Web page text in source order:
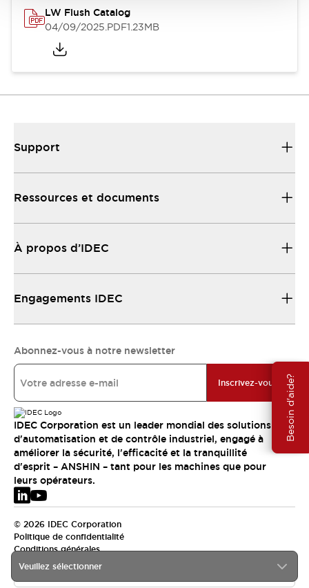
Besoin d'aide?
LW Flush Catalog
04/09/2025.PDF1.23MB
Veuillez sélectionner
Support
Ressources et documents
À propos d’IDEC
Engagements IDEC
Abonnez-vous à notre newsletter
Inscrivez-vous
IDEC Corporation est un leader mondial des solutions
d'automatisation et de contrôle industriel, engagé à
améliorer la sécurité, l'efficacité et la tranquillité
d'esprit – ANSHIN – tant pour les machines que pour
leurs opérateurs.
© 2026 IDEC Corporation
Politique de confidentialité
Conditions générales
EMEA